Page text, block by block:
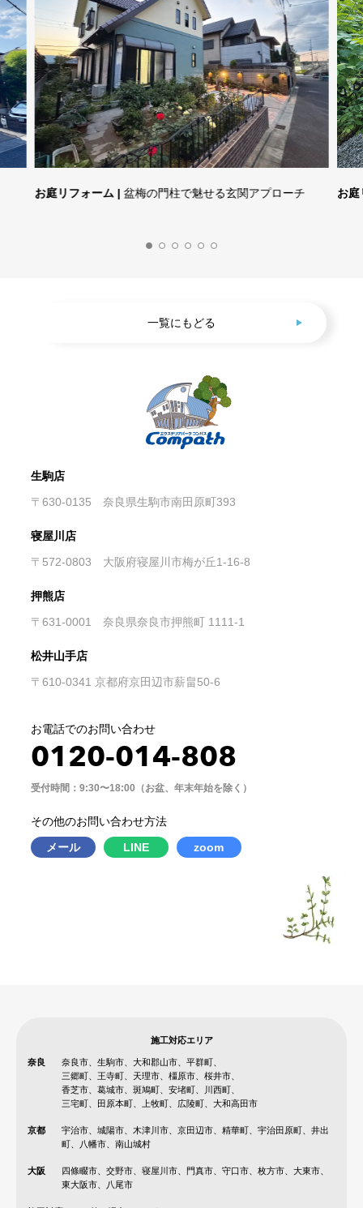
お庭リフォーム |盆梅の門柱で魅せる玄関アプローチ お
一覧にもどる
生駒店
〒630-0135 奈良県生駒市南田原町393
寝屋川店
〒572-0803 大阪府寝屋川市梅が丘1-16-8
押熊店
〒631-0001 奈良県奈良市押熊町 1111-1
松井山手店
〒610-0341 京都府京田辺市薪畠50-6
お電話でのお問い合わせ
0120-014-808
受付時間：9:30〜18:00（お盆、年末年始を除く）
その他のお問い合わせ方法
メール
LINE zoom
施工対応エリア
奈良
奈良市、生駒市、大和郡山市、平群町、
三郷町、王寺町、天理市、橿原市、桜井市、
香芝市、葛城市、斑鳩町、安堵町、川西町、
三宅町、田原本町、上牧町、広陵町、大和高田市
京都
宇治市、城陽市、木津川市、京田辺市、精華町、宇治田原町、井出
町、八幡市、南山城村
大阪
四條畷市、交野市、寝屋川市、門真市、守口市、枚方市、大東市、
東大阪市、八尾市